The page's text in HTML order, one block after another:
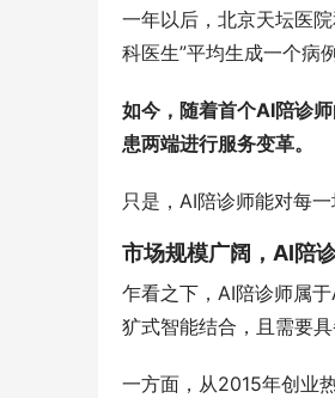
一年以后，北京天坛医
科医生”平均生成一个病
如今，随着首个AI陪诊
患两端进行服务变革。
只是，AI陪诊师能对每
市场规模广阔，AI陪
乍看之下，AI陪诊师属
犷式智能结合，且需要具
一方面，从2015年创业